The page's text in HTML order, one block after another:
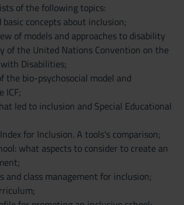
of the following topics:
concepts about inclusion;
of models and approaches to disability
of the United Nations Convention on the
Disabilities;
the bio-psychosocial model and
ICF;
led to inclusion and Special Educational
for Inclusion. A tools's comparison;
what aspects to consider to create an
and class management for inclusion;